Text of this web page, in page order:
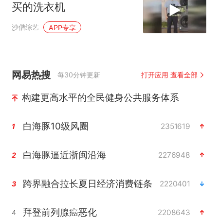
买的洗衣机
沙僧综艺 APP专享
网易热搜 每30分钟更新 打开应用 查看全部
构建更高水平的全民健身公共服务体系
1 白海豚10级风圈 2351619
2 白海豚逼近浙闽沿海 2276948
3 跨界融合拉长夏日经济消费链条 2220401
4 拜登前列腺癌恶化 2208643